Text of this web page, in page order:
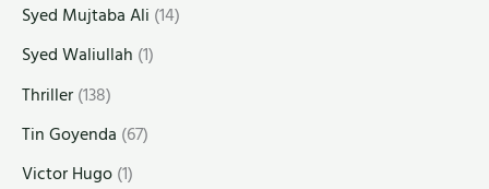
Syed Mujtaba Ali (14)
Syed Waliullah (1)
Thriller(138)
Tin Goyenda (67)
Victor Hugo(1)